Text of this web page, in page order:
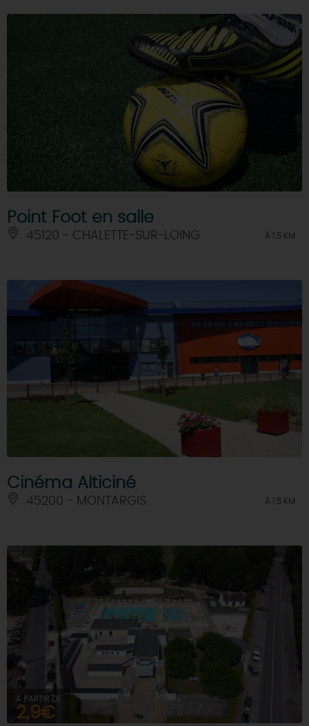
Point Foot en salle
45120 - CHALETTE-SUR-LOING À 1.5 KM
Cinéma Alticiné
45200 - MONTARGIS À 1.5 KM
À PARTIR DE
2,9€